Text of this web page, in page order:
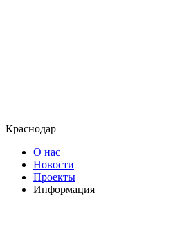
Краснодар
О нас
Новости
Проекты
Информация